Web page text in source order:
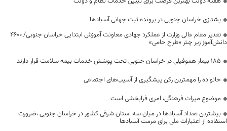
یشتازی خراسان جنوبی در پرونده ثبت جهانی آسبادها
تقدیر مقام عالی وزارت از عملکرد جهادی معاونت آموزش ابتدایی خراسان جنوبی/ ۴۶۰۰
دانش‌آموز زیر چتر «طرح حامی»
۱۸۵ بیمار هموفیلی در خراسان جنوبی تحت پوشش خدمات بیمه سلامت قرار دارند
خانواده را مهمترین رکن پیشگیری از آسیب‌های اجتماعی
موضوع میراث فرهنگی، امری فرابخشی است
بیشترین تعداد آسبادها در میان سه استان شرقی کشور در خراسان جنوبی ،ضرورت
استفاده از اعتبارات ملی برای مرمت آسبادها